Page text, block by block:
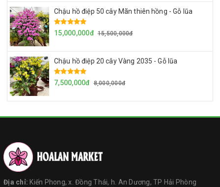
Chậu hồ điệp 50 cây Mãn thiên hồng - Gỗ lũa
15,000,000đ 15,500,000đ
Chậu hồ điệp 20 cây Vàng 2035 - Gỗ lũa
7,500,000đ 8,000,000đ
Địa chỉ:Kiến Phong, x. Đồng Thái, h. An Dương, TP Hải Phòng